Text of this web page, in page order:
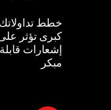
خطط
كبرى تؤثر
إشعارات
مبكر